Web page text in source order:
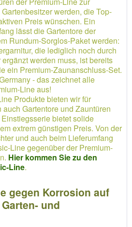
werden, die Top-
Preis wünschen. Ein
lässt die Gartentore der
Rundum-Sorglos-Paket werden:
die lediglich noch durch
werden muss, ist bereits
ein Premium-Zaunanschluss-Set.
- das zeichnet alle
Line aus!
Produkte bieten wir für
Gartentore und Zauntüren
bietet solide
extrem günstigen Preis. Von der
und auch beim Lieferumfang
Line gegenüber der Premium-
Hier kommen Sie zu den
Line.
gegen Korrosion auf
und